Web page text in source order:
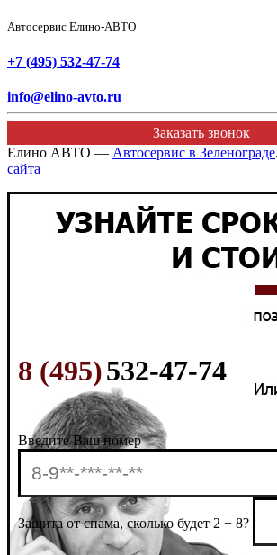
Автосервис Елино-АВТО
+7 (495) 532-47-74
info@elino-avto.ru
Заказать звонок
Елино АВТО — Автосервис в Зеленограде
сайта
8 (495)532-47-74
Введите Ваш номер
Защита от спама, сколько будет 2 + 8?